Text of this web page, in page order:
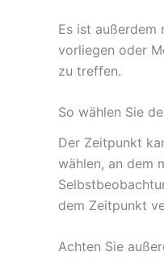
Es ist außerdem
vorliegen oder
zu treffen.
So wählen Sie
Der Zeitpunkt
wählen, an dem
dem Zeitpunkt
Achten Sie